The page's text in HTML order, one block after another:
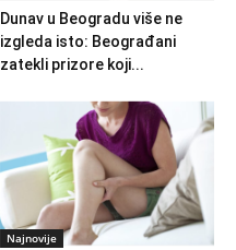
Dunav u Beogradu više ne
izgleda isto: Beograđani
zatekli prizore koji...
Najnovije